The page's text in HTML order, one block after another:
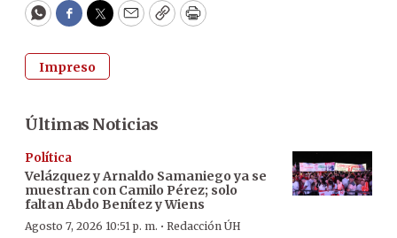
WhatsApp
Facebook
Twitter
EmailCopyPrint
Impreso
Últimas Noticias
Política
Velázquez y Arnaldo Samaniego ya se
muestran con Camilo Pérez; solo
faltan Abdo Benítez y Wiens
Agosto 7, 2026 10:51 p. m. · Redacción ÚH